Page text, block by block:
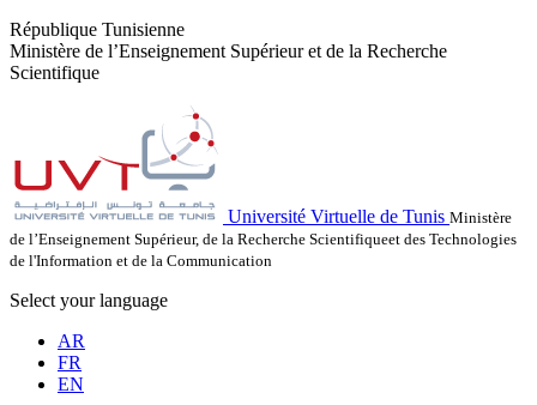
République Tunisienne
Ministère de l’Enseignement Supérieur et de la Recherche
Scientifique
Université Virtuelle de Tunis Ministère
de l’Enseignement Supérieur, de la Recherche Scientifiqueet des Technologies
de l'Information et de la Communication
Select your language
AR
FR
EN